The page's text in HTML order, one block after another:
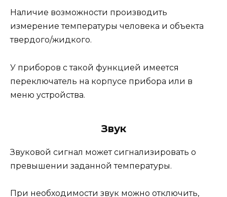
Наличие возможности производить
измерение температуры человека и объекта
твердого/жидкого.
У приборов с такой функцией имеется
переключатель на корпусе прибора или в
меню устройства.
Звук
Звуковой сигнал может сигнализировать о
превышении заданной температуры.
При необходимости звук можно отключить,